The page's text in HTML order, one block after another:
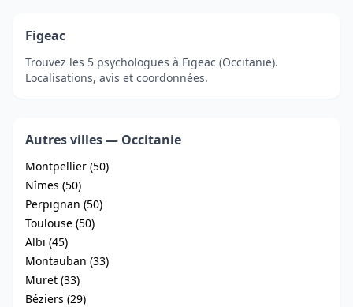
Figeac
Trouvez les 5 psychologues à Figeac (Occitanie).
Localisations, avis et coordonnées.
Autres villes — Occitanie
Montpellier (50)
Nîmes (50)
Perpignan (50)
Toulouse (50)
Albi (45)
Montauban (33)
Muret (33)
Béziers (29)